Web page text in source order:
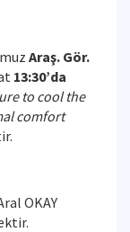
Araş. Gör.
13:30’da
to cool the
comfort
OKAY